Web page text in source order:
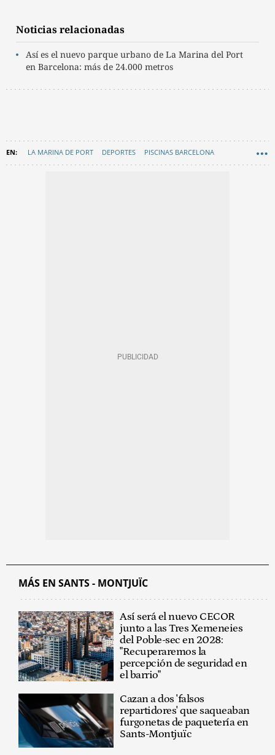
Noticias relacionadas
Así es el nuevo parque urbano de La Marina del Port
en Barcelona: más de 24.000 metros
LA MARINA DE PORT DEPORTES PISCINAS BARCELONA
MÁS EN SANTS - MONTJUÏC
Así será el nuevo CECOR
junto a las Tres Xemeneies
del Poble-sec en 2028:
"Recuperaremos la
percepción de seguridad en
el barrio"
Cazan a dos 'falsos
repartidores' que saqueaban
furgonetas de paquetería en
Sants-Montjuïc